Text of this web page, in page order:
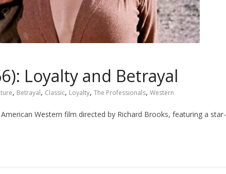
Loyalty and Betrayal
, Betrayal, Classic, Loyalty, The Professionals, Western
Western film directed by Richard Brooks, featuring a star-